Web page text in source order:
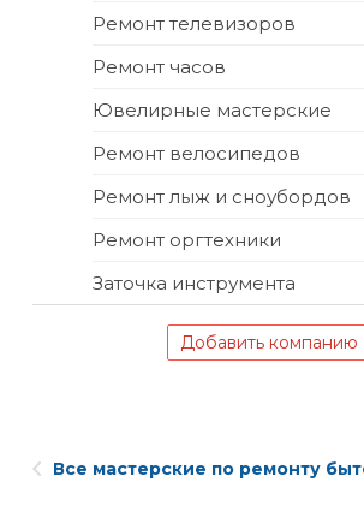
Ремонт телевизоров
Ремонт часов
Ювелирные мастерские
Ремонт велосипедов
Ремонт лыж и сноубордов
Ремонт оргтехники
Заточка инструмента
Добавить компанию
Все мастерские по ремонту